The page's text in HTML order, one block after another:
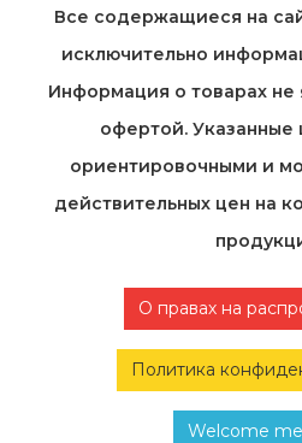
Все содержащиеся на
исключительно
Информация о товарах не
офертой. Указанные
ориентировочными и
действительных цен на
О правах на
Политика
Welcome